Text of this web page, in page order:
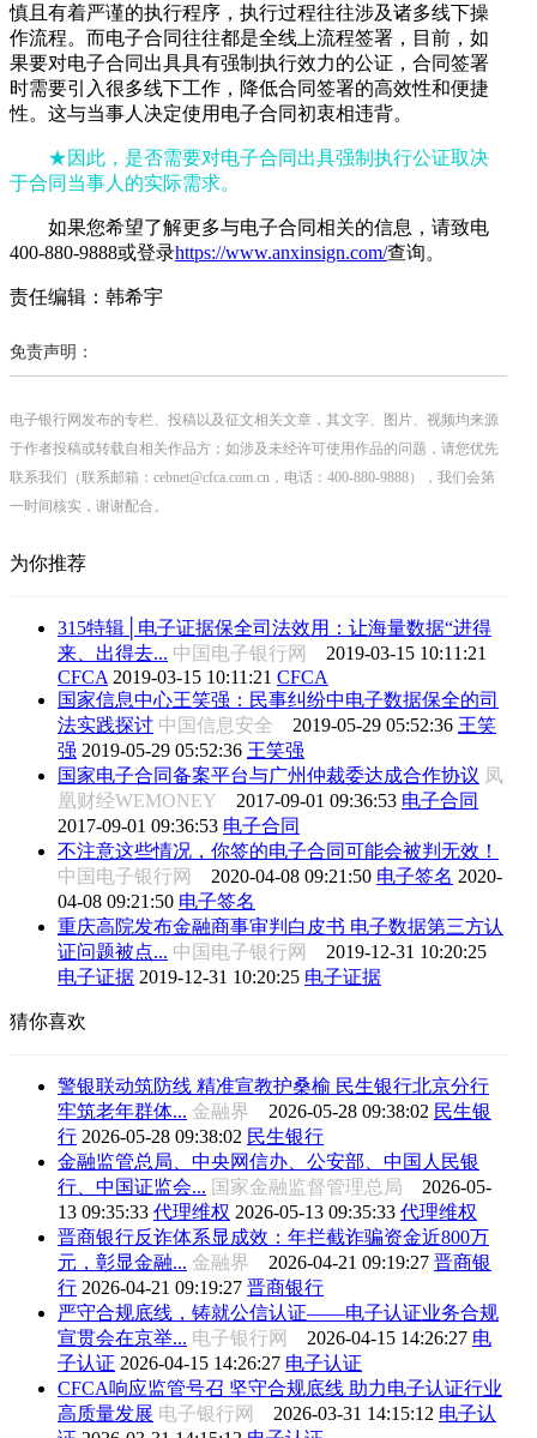
慎且有着严谨的执行程序，执行过程往往涉及诸多线下操
作流程。而电子合同往往都是全线上流程签署，目前，如
果要对电子合同出具具有强制执行效力的公证，合同签署
时需要引入很多线下工作，降低合同签署的高效性和便捷
性。这与当事人决定使用电子合同初衷相违背。
★因此，是否需要对电子合同出具强制执行公证取决
于合同当事人的实际需求。
如果您希望了解更多与电子合同相关的信息，请致电
400-880-9888或登录https://www.anxinsign.com/查询。
责任编辑：韩希宇
免责声明：
电子银行网发布的专栏、投稿以及征文相关文章，其文字、图片、视频均来源
于作者投稿或转载自相关作品方；如涉及未经许可使用作品的问题，请您优先
联系我们（联系邮箱：cebnet@cfca.com.cn，电话：400-880-9888），我们会第
一时间核实，谢谢配合。
为你推荐
315特辑│电子证据保全司法效用：让海量数据“进得
来、出得去... 中国电子银行网 2019-03-15 10:11:21
CFCA 2019-03-15 10:11:21 CFCA
国家信息中心王笑强：民事纠纷中电子数据保全的司
法实践探讨 中国信息安全 2019-05-29 05:52:36 王笑
强 2019-05-29 05:52:36 王笑强
国家电子合同备案平台与广州仲裁委达成合作协议 凤
凰财经WEMONEY 2017-09-01 09:36:53 电子合同
2017-09-01 09:36:53 电子合同
不注意这些情况，你签的电子合同可能会被判无效！
中国电子银行网 2020-04-08 09:21:50 电子签名 2020-
04-08 09:21:50 电子签名
重庆高院发布金融商事审判白皮书 电子数据第三方认
证问题被点... 中国电子银行网 2019-12-31 10:20:25
电子证据 2019-12-31 10:20:25 电子证据
猜你喜欢
警银联动筑防线 精准宣教护桑榆 民生银行北京分行
牢筑老年群体... 金融界 2026-05-28 09:38:02 民生银
行 2026-05-28 09:38:02 民生银行
金融监管总局、中央网信办、公安部、中国人民银
行、中国证监会... 国家金融监督管理总局 2026-05-
13 09:35:33 代理维权 2026-05-13 09:35:33 代理维权
晋商银行反诈体系显成效：年拦截诈骗资金近800万
元，彰显金融... 金融界 2026-04-21 09:19:27 晋商银
行 2026-04-21 09:19:27 晋商银行
严守合规底线，铸就公信认证——电子认证业务合规
宣贯会在京举... 电子银行网 2026-04-15 14:26:27 电
子认证 2026-04-15 14:26:27 电子认证
CFCA响应监管号召 坚守合规底线 助力电子认证行业
高质量发展 电子银行网 2026-03-31 14:15:12 电子认